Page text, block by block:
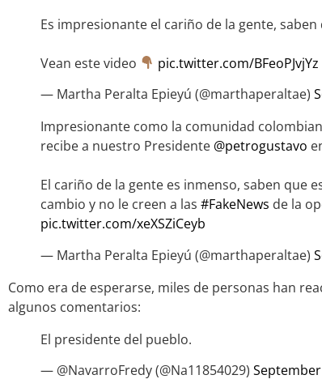
Es impresionante el cariño de la gente,
Vean este video
pic.twitter.com/BFeoPJvjYz
— Martha Peralta Epieyú (@marthaperaltae)
Impresionante como la comunidad
recibe a nuestro Presidente @petrogustavo
El cariño de la gente es inmenso, saben que
cambio y no le creen a las #FakeNews de la
pic.twitter.com/xeXSZiCeyb
— Martha Peralta Epieyú (@marthaperaltae)
Como era de esperarse, miles de personas han
algunos comentarios:
El presidente del pueblo.
— @NavarroFredy (@Na11854029)